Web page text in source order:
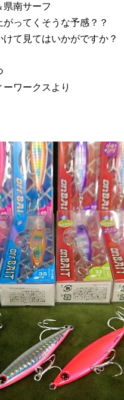
南サーフ
ってくそうな予感？？
て見てはいかがですか？
ワークスより